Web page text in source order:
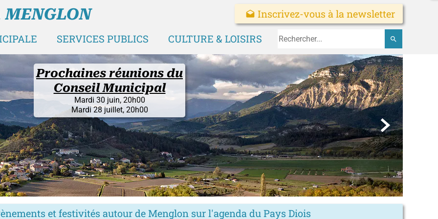
search
SERVICES PUBLICS CULTURE & LOISIRS
MENGLON drafts Inscrivez-vous à la newsletter
Fermeture pour congés estivaux
La Mairie de Menglon sera fermée
du 10 au 30 août 2026
(et les actualités du site en veille du 1° au 30)
En vous souhaitant un bel été !

et festivités autour de Menglon sur l'agenda du Pays Diois